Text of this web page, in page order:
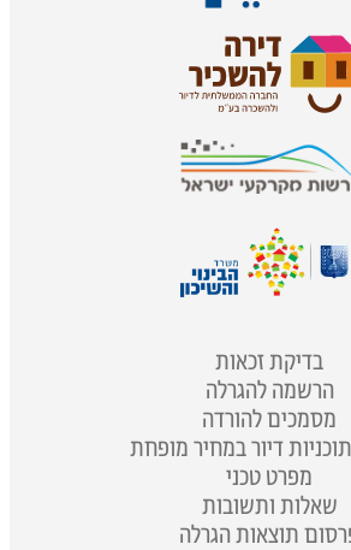
בדיקת זכאות
הרשמה להגרלה
מסמכים להורדה
דיור במחיר מופחת
מפרט טכני
שאלות ותשובות
תוצאות הגרלה